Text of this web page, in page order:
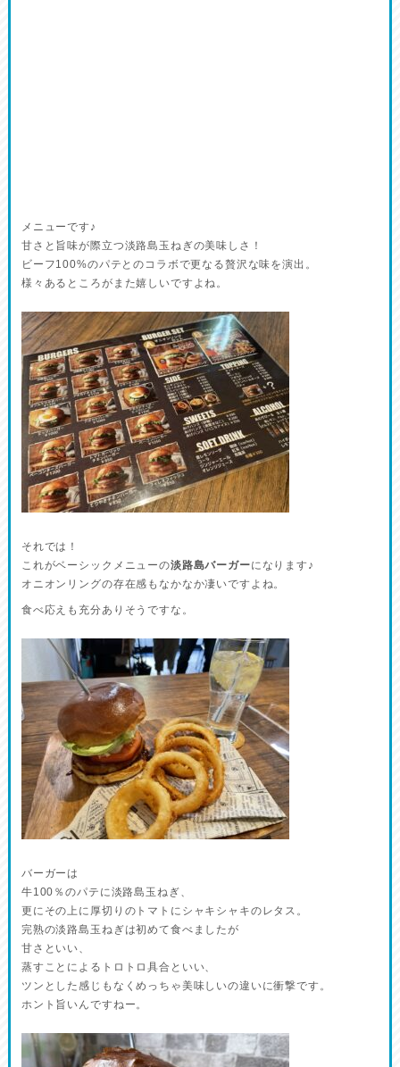
メニューです♪
甘さと旨味が際立つ淡路島玉ねぎの美味しさ！
ビーフ100%のパテとのコラボで更なる贅沢な味を演出。
様々あるところがまた嬉しいですよね。
それでは！
これがベーシックメニューの淡路島バーガーになります♪
オニオンリングの存在感もなかなか凄いですよね。
食べ応えも充分ありそうですな。
バーガーは
牛100％のパテに淡路島玉ねぎ、
更にその上に厚切りのトマトにシャキシャキのレタス。
完熟の淡路島玉ねぎは初めて食べましたが
甘さといい、
蒸すことによるトロトロ具合といい、
ツンとした感じもなくめっちゃ美味しいの違いに衝撃です。
ホント旨いんですねー。